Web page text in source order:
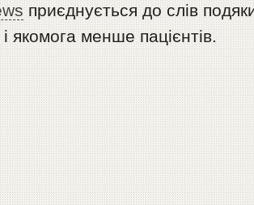
приєднується до слів
якомога менше пацієнтів.